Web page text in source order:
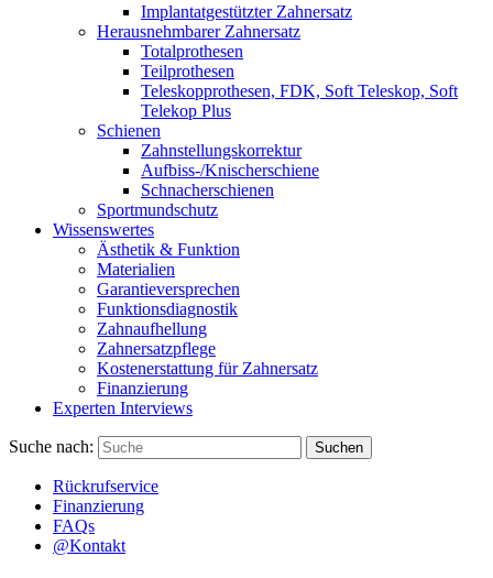
Implantatgestützter Zahnersatz
Herausnehmbarer Zahnersatz
Totalprothesen
Teilprothesen
Teleskopprothesen, FDK, Soft Teleskop, Soft
Telekop Plus
Schienen
Zahnstellungskorrektur
Aufbiss-/Knischerschiene
Schnacherschienen
Sportmundschutz
Wissenswertes
Ästhetik & Funktion
Materialien
Garantieversprechen
Funktionsdiagnostik
Zahnaufhellung
Zahnersatzpflege
Kostenerstattung für Zahnersatz
Finanzierung
Experten Interviews
Suche nach: Suchen
Rückrufservice
Finanzierung
FAQs
@Kontakt